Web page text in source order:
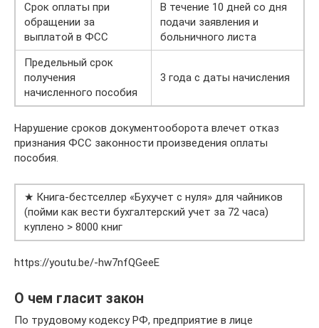
Срок оплаты при
обращении за
выплатой в ФСС
В течение 10 дней со дня
подачи заявления и
больничного листа
Предельный срок
получения
начисленного пособия
3 года с даты начисления
Нарушение сроков документооборота влечет отказ
признания ФСС законности произведения оплаты
пособия.
★ Книга-бестселлер «Бухучет с нуля» для чайников
(пойми как вести бухгалтерский учет за 72 часа)
куплено > 8000 книг
https://youtu.be/-hw7nfQGeeE
О чем гласит закон
По трудовому кодексу РФ, предприятие в лице